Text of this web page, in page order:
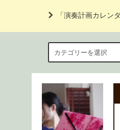
「演奏計画カレン